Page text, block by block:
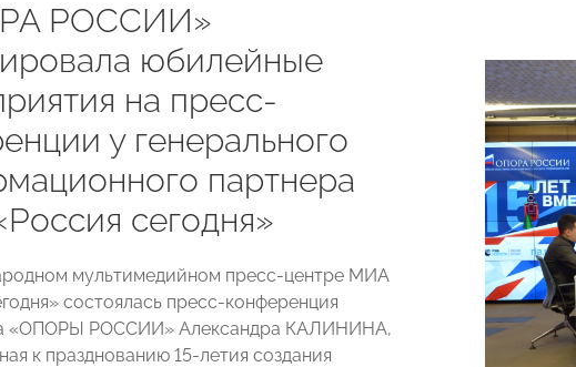
РОССИИ»
юбилейные
на пресс-
у генерального
партнера
сегодня»
мультимедийном пресс-центре МИА
состоялась пресс-конференция
«ОПОРЫ РОССИИ» Александра КАЛИНИНА,
к празднованию 15-летия создания